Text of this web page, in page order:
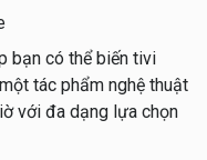
bạn có thể biến tivi
tác phẩm nghệ thuật
với đa dạng lựa chọn